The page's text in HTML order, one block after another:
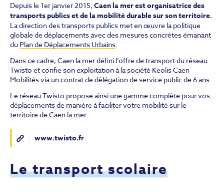
Depuis le 1er janvier 2015, Caen la mer est organisatrice des
transports publics et de la mobilité durable sur son territoire.
La direction des transports publics met en œuvre la politique
globale de déplacements avec des mesures concrètes émanant
du Plan de Déplacements Urbains.
Dans ce cadre, Caen la mer défini l’offre de transport du réseau
Twisto et confie son exploitation à la société Keolis Caen
Mobilités via un contrat de délégation de service public de 6 ans.
Le réseau Twisto propose ainsi une gamme complète pour vos
déplacements de manière à faciliter votre mobilité sur le
territoire de Caen la mer.
www.twisto.fr
Le transport scolaire